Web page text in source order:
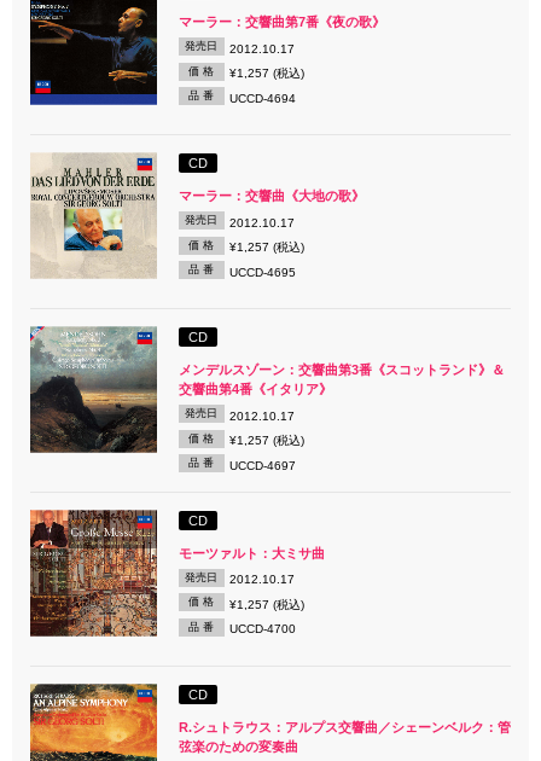
マーラー：交響曲第7番《夜の歌》
発売日 2012.10.17
価 格 ¥1,257 (税込)
品 番 UCCD-4694
CD
マーラー：交響曲《大地の歌》
発売日 2012.10.17
価 格 ¥1,257 (税込)
品 番 UCCD-4695
CD
メンデルスゾーン：交響曲第3番《スコットランド》＆
交響曲第4番《イタリア》
発売日 2012.10.17
価 格 ¥1,257 (税込)
品 番 UCCD-4697
CD
モーツァルト：大ミサ曲
発売日 2012.10.17
価 格 ¥1,257 (税込)
品 番 UCCD-4700
CD
R.シュトラウス：アルプス交響曲／シェーンベルク：管
弦楽のための変奏曲